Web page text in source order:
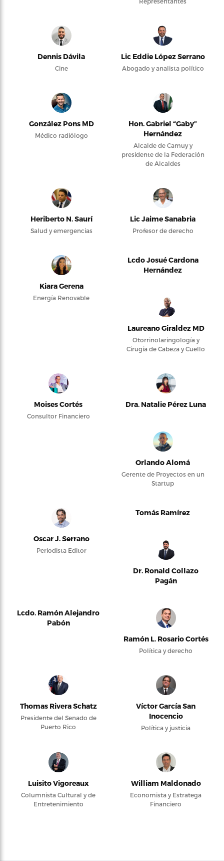
Dennis Dávila
Cine
Lic Eddie López Serrano
Abogado y analista político
González Pons MD
Médico radiólogo
Hon. Gabriel “Gaby”
Hernández
Alcalde de Camuy y
presidente de la Federación
de Alcaldes
Heriberto N. Saurí
Salud y emergencias
Lic Jaime Sanabria
Profesor de derecho
Kiara Gerena
Energía Renovable
Lcdo Josué Cardona
Hernández
Laureano Giraldez MD
Otorrinolaringología y
Cirugía de Cabeza y Cuello
Moises Cortés
Consultor Financiero
Dra. Natalie Pérez Luna
Orlando Alomá
Gerente de Proyectos en un
Startup
Oscar J. Serrano
Periodista Editor
Tomás Ramírez
Dr. Ronald Collazo
Pagán
Lcdo. Ramón Alejandro
Pabón
Ramón L. Rosario Cortés
Política y derecho
Thomas Rivera Schatz
Presidente del Senado de
Puerto Rico
Víctor García San
Inocencio
Política y justicia
Luisito Vigoreaux
Columnista Cultural y de
Entretenimiento
William Maldonado
Economista y Estratega
Financiero